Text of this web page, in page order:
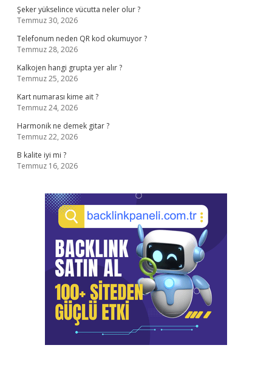
Şeker yükselince vücutta neler olur ?
Temmuz 30, 2026
Telefonum neden QR kod okumuyor ?
Temmuz 28, 2026
Kalkojen hangi grupta yer alır ?
Temmuz 25, 2026
Kart numarası kime ait ?
Temmuz 24, 2026
Harmonik ne demek gitar ?
Temmuz 22, 2026
B kalite iyi mi ?
Temmuz 16, 2026